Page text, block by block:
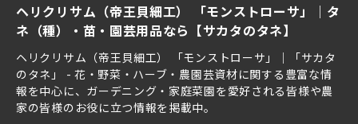
ヘリクリサム（帝王貝細工） 「モンストローサ」｜タ
ネ（種）・苗・園芸用品なら【サカタのタネ】
ヘリクリサム（帝王貝細工） 「モンストローサ」｜「サカタ
のタネ」 - 花・野菜・ハーブ・農園芸資材に関する豊富な情
報を中心に、ガーデニング・家庭菜園を愛好される皆様や農
家の皆様のお役に立つ情報を掲載中。